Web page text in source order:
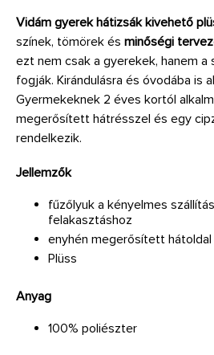
Vidám gyerek hátizsák kivehető
színek, tömörek és minőségi
ezt nem csak a gyerekek, hanem a
fogják. Kirándulásra és óvodába is
Gyermekeknek 2 éves kortól
megerősített hátrésszel és egy
rendelkezik.
Jellemzők
fűzőlyuk a kényelmes
felakasztáshoz
enyhén megerősített hátoldal
Plüss
Anyag
100% poliészter